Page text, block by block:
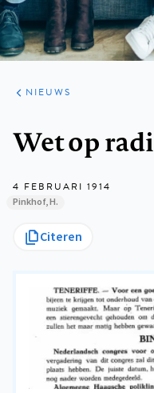
ARTIKELEN
HET
KORT
NIEUWS
Wet op
4 FEBRUARI 1914
Pinkhof, H.
Citeren